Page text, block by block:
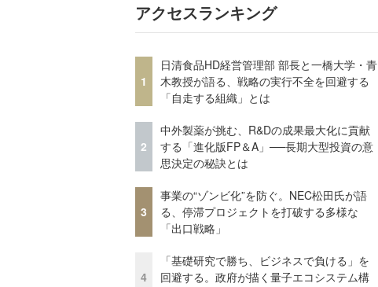
アクセスランキング
1
日清食品HD経営管理部 部長と一橋大学・青
木教授が語る、戦略の実行不全を回避する
「自走する組織」とは
2
中外製薬が挑む、R&Dの成果最大化に貢献
する「進化版FP＆A」──長期大型投資の意
思決定の秘訣とは
3
事業の“ゾンビ化”を防ぐ。NEC松田氏が語
る、停滞プロジェクトを打破する多様な
「出口戦略」
4
「基礎研究で勝ち、ビジネスで負ける」を
回避する。政府が描く量子エコシステム構